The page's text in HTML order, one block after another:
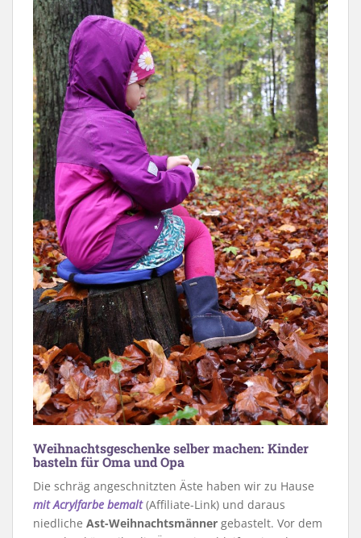
Weihnachtsgeschenke selber machen: Kinder
basteln für Oma und Opa
Die schräg angeschnitzten Äste haben wir zu Hause
mit Acrylfarbe bemalt (Affiliate-Link) und daraus
niedliche Ast-Weihnachtsmänner gebastelt. Vor dem